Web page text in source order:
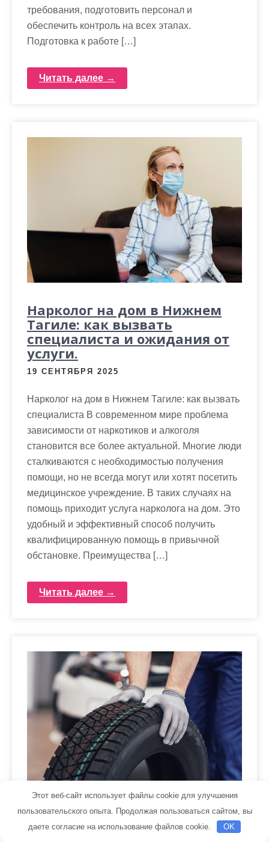
требования, подготовить персонал и
обеспечить контроль на всех этапах.
Подготовка к работе […]
Читать далее →
Нарколог на дом в Нижнем
Тагиле: как вызвать
специалиста и ожидания от
услуги.
19 СЕНТЯБРЯ 2025
Нарколог на дом в Нижнем Тагиле: как вызвать
специалиста В современном мире проблема
зависимости от наркотиков и алкоголя
становится все более актуальной. Многие люди
сталкиваются с необходимостью получения
помощи, но не всегда могут или хотят посетить
медицинское учреждение. В таких случаях на
помощь приходит услуга нарколога на дом. Это
удобный и эффективный способ получить
квалифицированную помощь в привычной
обстановке. Преимущества […]
Читать далее →
Шины для автомобилей:
широкий ассортимент и
подбор резины по вашим
Этот веб-сайт использует файлы cookie для улучшения
пользовательского опыта. Продолжая пользоваться сайтом, вы
даете согласие на использование файлов cookie.
OK